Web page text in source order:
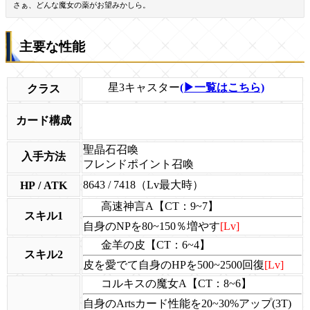
さぁ、どんな魔女の薬がお望みかしら。
主要な性能
クラス 星3キャスター(▶一覧はこちら)
カード構成
入手方法
聖晶石召喚
フレンドポイント召喚
HP / ATK
8643 / 7418（Lv最大時）
スキル1
高速神言A【CT：9~7】
自身のNPを80~150％増やす[Lv]
スキル2
金羊の皮【CT：6~4】
皮を愛でて自身のHPを500~2500回復[Lv]
コルキスの魔女A【CT：8~6】
自身のArtsカード性能を20~30%アップ(3T)